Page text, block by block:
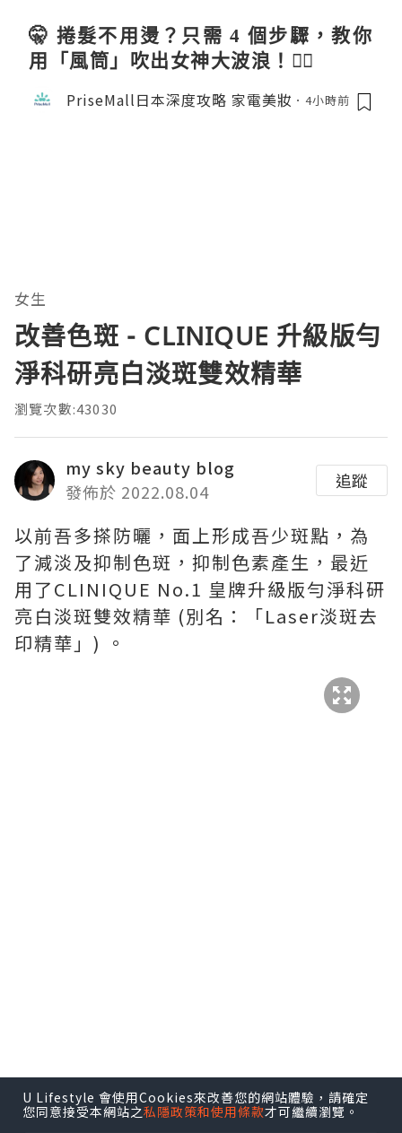
🤫 捲髮不用燙？只需 4 個步驟，教你
用「風筒」吹出女神大波浪！💇‍♀️
PriseMall日本深度攻略 家電美妝 4小時前
女生
改善色斑 - CLINIQUE 升級版勻
淨科研亮白淡斑雙效精華
瀏覽次數:43030
my sky beauty blog
發佈於 2022.08.04
追蹤
以前吾多搽防曬，面上形成吾少斑點，為
了減淡及抑制色斑，抑制色素產生，最近
用了CLINIQUE No.1 皇牌升級版勻淨科研
亮白淡斑雙效精華 (別名：「Laser淡斑去
印精華」) 。
U Lifestyle 會使用Cookies來改善您的網站體驗，請確定
您同意接受本網站之私隱政策和使用條款才可繼續瀏覽。